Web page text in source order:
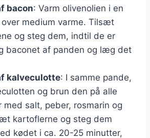
bacon: Varm olivenolien i en
medium varme. Tilsæt
og steg dem, indtil de er
baconet af panden og læg det
kalveculotte: I samme pande,
og brun den på alle
med salt, peber, rosmarin og
kartoflerne og steg dem
kødet i ca. 20-25 minutter,